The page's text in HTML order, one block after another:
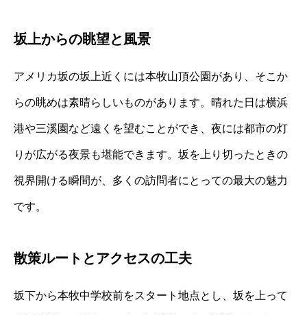
坂上からの眺望と風景
アメリカ坂の坂上近くには本牧山頂公園があり、そこか
らの眺めは素晴らしいものがあります。晴れた日は横浜
港や三溪園など遠くを望むことができ、夜には都市の灯
りが広がる夜景も堪能できます。坂を上り切ったときの
視界開ける瞬間が、多くの訪問者にとっての最大の魅力
です。
散策ルートとアクセスの工夫
坂下から本牧中学校前をスタート地点とし、坂を上って